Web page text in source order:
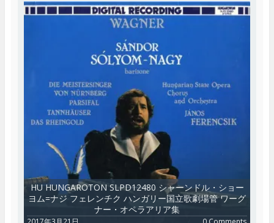
HU HUNGAROTON SLPD12480 シャーンドル・ショー
ヨム=ナジ フェレンチク ハンガリー国立歌劇場管 ワーグ
ナー・オペラアリア集